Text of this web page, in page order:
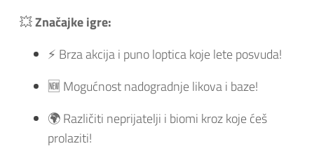
💥Značajke igre:
⚡ Brza akcija i puno loptica koje lete posvuda!
🆕 Mogućnost nadogradnje likova i baze!
🌍 Različiti neprijatelji i biomi kroz koje ćeš
prolaziti!